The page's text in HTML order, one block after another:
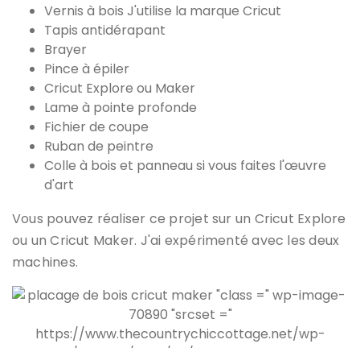
Vernis à bois J'utilise la marque Cricut
Tapis antidérapant
Brayer
Pince à épiler
Cricut Explore ou Maker
Lame à pointe profonde
Fichier de coupe
Ruban de peintre
Colle à bois et panneau si vous faites l'œuvre
d'art
Vous pouvez réaliser ce projet sur un Cricut Explore
ou un Cricut Maker. J'ai expérimenté avec les deux
machines.